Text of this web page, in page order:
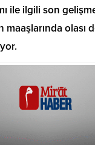
ile ilgili son
maaşlarında olası